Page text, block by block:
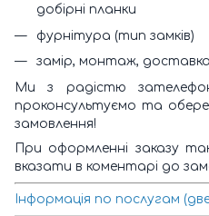
добірні планки
фурнітура (тип замків)
замір, монтаж,
Ми з радістю
проконсультуємо та
замовлення!
При оформленні заказу
вказати в коментарі до
Інформація по послугам